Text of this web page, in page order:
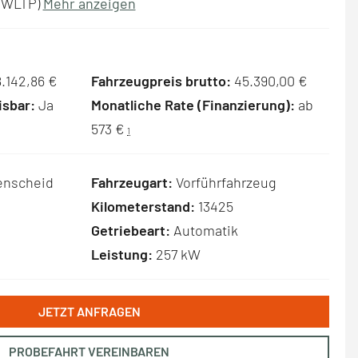
€ Fahrzeugpreis brutto: 45.390,00 €
Ja Monatliche Rate (Finanzierung): ab
573 € 1
Fahrzeugart: Vorführfahrzeug
Kilometerstand: 13425
Getriebeart: Automatik
Leistung: 257 kW
JETZT ANFRAGEN
PROBEFAHRT VEREINBAREN